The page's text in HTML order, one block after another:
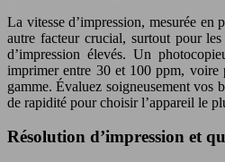
La vitesse d’impression, mesurée en
autre facteur crucial, surtout pour
d’impression élevés. Un
imprimer entre 30 et 100 ppm, voire
gamme. Évaluez soigneusement vos
de rapidité pour choisir l’appareil le
Résolution d’impression et